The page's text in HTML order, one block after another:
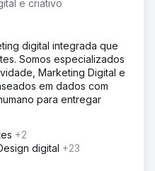
e um sistema de back-
blockchain. A plataforma
itens colecionáveis,
login por meio de um
e alcançou mais de
um ecossistema
o engajamento dos fãs
e criativo
digital integrada que
Somos especializados
Marketing Digital e
em dados com
para entregar
+2
digital +23